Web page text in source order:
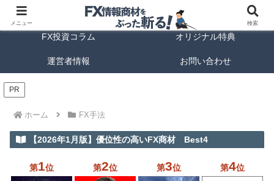
FX商材ランキング FX手法解説
FX投資コラム オリジナル特典
運営者情報 お問い合わせ
PR
ホーム FX手法
【2026年1月版】優位性の高いFX商材 Best4
第1位 第2位 第3位 第4位
メニュー 検索